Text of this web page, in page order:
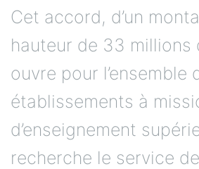
Cet accord, d’un
hauteur de 33 millions
ouvre pour l’ensemble
établissements à
d’enseignement
recherche le service